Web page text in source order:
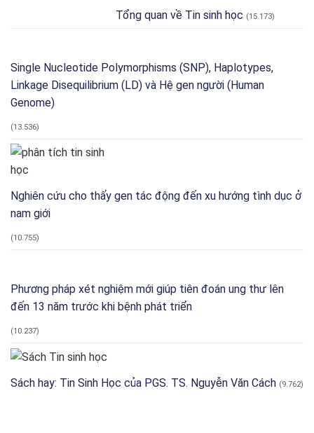
với
giới
phục
nghiên
vi
AI
nhận
Tổng quan về Tin sinh học (15.173)
Single Nucleotide Polymorphisms (SNP), Haplotypes,
Linkage Disequilibrium (LD) và Hệ gen người (Human
Genome)
(13.536)
Nghiên cứu cho thấy gen tác động đến xu hướng tình dục ở
nam giới
(10.755)
Phương pháp xét nghiệm mới giúp tiên đoán ung thư lên
đến 13 năm trước khi bệnh phát triển
(10.237)
Sách hay: Tin Sinh Học của PGS. TS. Nguyễn Văn Cách (9.762)